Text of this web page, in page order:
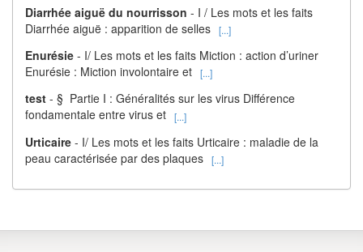
Diarrhée aiguë du nourrisson - I / Les mots et les faits
Diarrhée aiguë : apparition de selles [...]
Enurésie - I/ Les mots et les faits Miction : action d’uriner
Enurésie : Miction involontaire et [...]
test - § Partie I : Généralités sur les virus Différence
fondamentale entre virus et [...]
Urticaire - I/ Les mots et les faits Urticaire : maladie de la
peau caractérisée par des plaques [...]